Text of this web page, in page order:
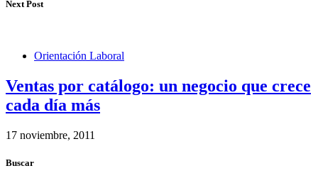
Next Post
Orientación Laboral
Ventas por catálogo: un negocio que crece
cada día más
17 noviembre, 2011
Buscar